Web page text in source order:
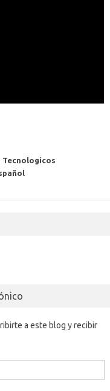
Tecnologicos
a este blog y recibir